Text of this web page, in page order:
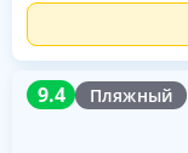
9.4 Пляжный
9.4